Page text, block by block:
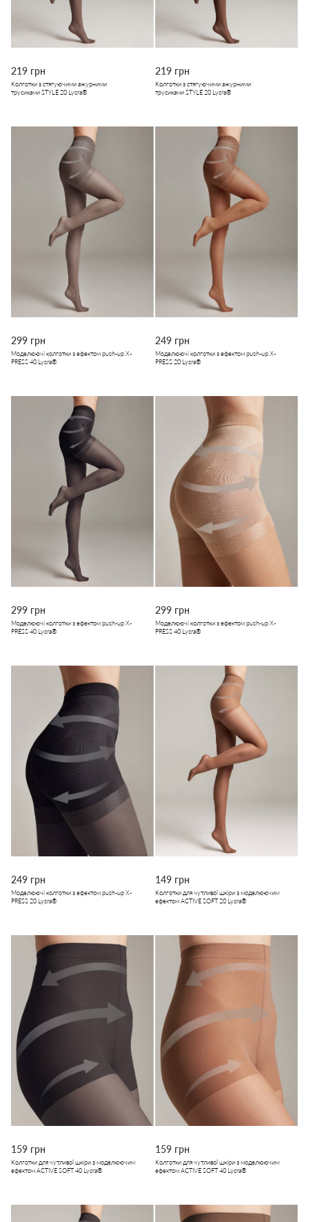
219 грн
Колготки з стягуючими ажурними
трусиками STYLE 20 Lycra®
219 грн
Колготки з стягуючими ажурними
трусиками STYLE 20 Lycra®
299 грн
Моделюючі колготки з ефектом push-up X-
PRESS 40 Lycra®
249 грн
Моделюючі колготки з ефектом push-up X-
PRESS 20 Lycra®
299 грн
Моделюючі колготки з ефектом push-up X-
PRESS 40 Lycra®
299 грн
Моделюючі колготки з ефектом push-up X-
PRESS 40 Lycra®
249 грн
Моделюючі колготки з ефектом push-up X-
PRESS 20 Lycra®
149 грн
Колготки для чутливої шкіри з моделюючим
ефектом ACTIVE SOFT 20 Lycra®
159 грн
Колготки для чутливої шкіри з моделюючим
ефектом ACTIVE SOFT 40 Lycra®
159 грн
Колготки для чутливої шкіри з моделюючим
ефектом ACTIVE SOFT 40 Lycra®